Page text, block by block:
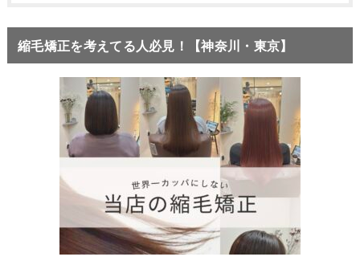
縮毛矯正を考えてる人必見！【神奈川・東京】